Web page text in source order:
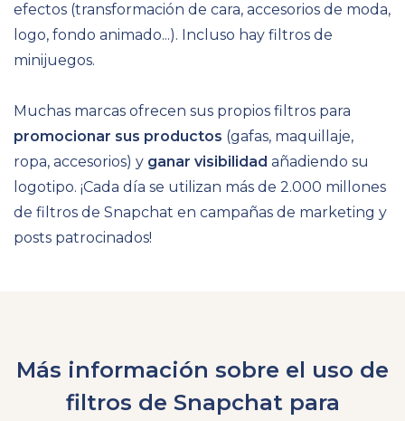
efectos (transformación de cara, accesorios de moda,
logo, fondo animado...). Incluso hay filtros de
minijuegos.
Muchas marcas ofrecen sus propios filtros para
promocionar sus productos (gafas, maquillaje,
ropa, accesorios) y ganar visibilidad añadiendo su
logotipo. ¡Cada día se utilizan más de 2.000 millones
de filtros de Snapchat en campañas de marketing y
posts patrocinados!
Más información sobre el uso de
filtros de Snapchat para